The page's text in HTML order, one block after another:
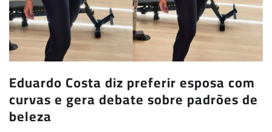
Eduardo Costa diz preferir esposa com
curvas e gera debate sobre padrões de
beleza